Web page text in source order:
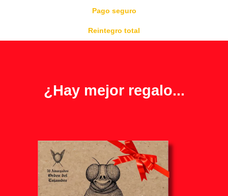
Pago seguro
Reintegro total
¿Hay mejor regalo...